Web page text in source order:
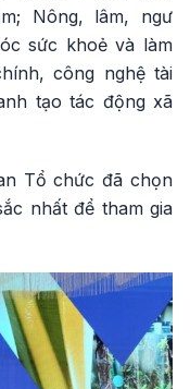
Nông, lâm, ngư
sức khoẻ và làm
công nghệ tài
tạo tác động xã
Tổ chức đã chọn
nhất để tham gia